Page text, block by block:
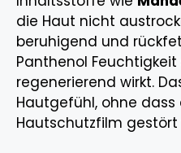
die Haut nicht
beruhigend und
Panthenol
regenerierend wirkt.
Hautgefühl, ohne
Hautschutzfilm gestört